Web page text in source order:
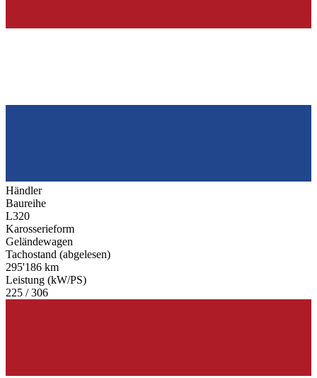
Händler
Baureihe
L320
Karosserieform
Geländewagen
Tachostand (abgelesen)
295'186 km
Leistung (kW/PS)
225 / 306